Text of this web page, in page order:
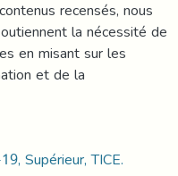
recensés, nous
la nécessité de
en misant sur les
et de la
Supérieur, TICE.